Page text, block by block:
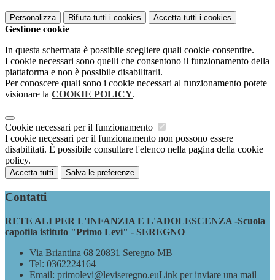
Personalizza Rifiuta tutti i cookies Accetta tutti i cookies
Gestione cookie
In questa schermata è possibile scegliere quali cookie consentire.
I cookie necessari sono quelli che consentono il funzionamento della
piattaforma e non è possibile disabilitarli.
Per conoscere quali sono i cookie necessari al funzionamento potete
visionare la COOKIE POLICY.
Cookie necessari per il funzionamento
I cookie necessari per il funzionamento non possono essere
disabilitati. È possibile consultare l'elenco nella pagina della cookie
policy.
Accetta tutti Salva le preferenze
Contatti
RETE ALI PER L'INFANZIA E L'ADOLESCENZA -Scuola
capofila istituto "Primo Levi" - SEREGNO
Via Briantina 68 20831 Seregno MB
Tel: 0362224164
Email: primolevi@leviseregno.euLink per inviare una mail